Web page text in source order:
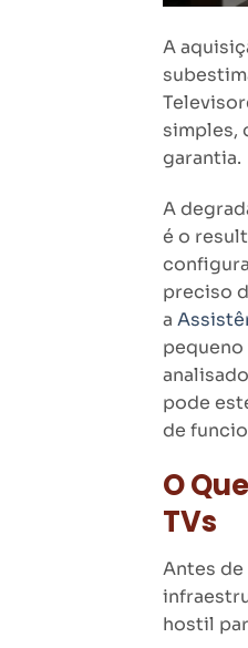
A
simples,
garantia.
A
é o
preciso
a
pequeno
pode
de
O
TVs
Antes
hostil